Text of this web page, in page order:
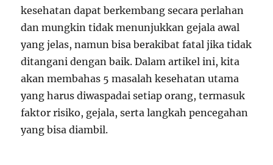
kesehatan dapat berkembang secara perlahan
dan mungkin tidak menunjukkan gejala awal
yang jelas, namun bisa berakibat fatal jika tidak
ditangani dengan baik. Dalam artikel ini, kita
akan membahas 5 masalah kesehatan utama
yang harus diwaspadai setiap orang, termasuk
faktor risiko, gejala, serta langkah pencegahan
yang bisa diambil.